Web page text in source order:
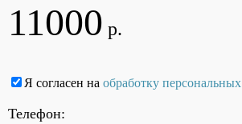
11000 р.
Я согласен на обработку
Телефон: